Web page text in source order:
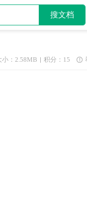
搜文档
小：2.58MB 积分：15 